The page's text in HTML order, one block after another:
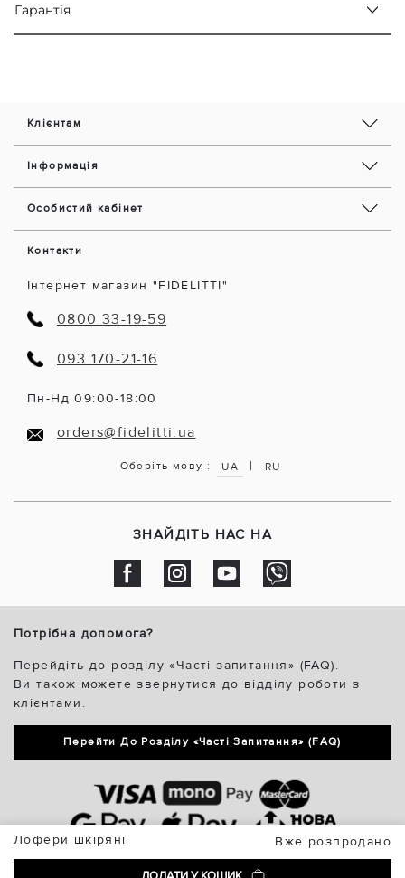
Лофери шкіряні Вже розпродано
Гарантія
Клієнтам
Інформація
Особистий кабінет
Контакти
Інтернет магазин "FIDELITTI"
0800 33-19-59
093 170-21-16
Пн-Нд 09:00-18:00
orders@fidelitti.ua
Оберіть мову : UA | RU
ЗНАЙДІТЬ НАС НА
Потрібна допомога?
Перейдіть до розділу «Часті запитання» (FAQ).
Ви також можете звернутися до відділу роботи з
клієнтами.
Перейти До Розділу «Часті Запитання» (FAQ)